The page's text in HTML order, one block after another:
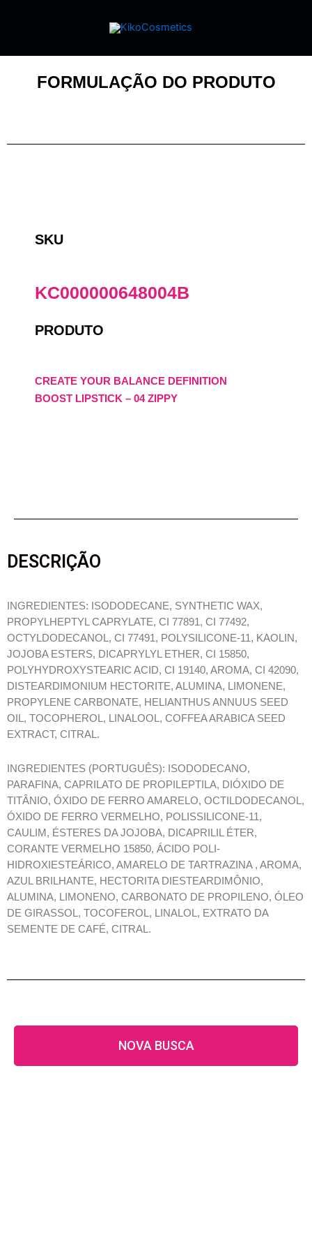
FORMULAÇÃO DO PRODUTO
SKU
KC000000648004B
PRODUTO
CREATE YOUR BALANCE DEFINITION
BOOST LIPSTICK – 04 ZIPPY
DESCRIÇÃO
INGREDIENTES: ISODODECANE, SYNTHETIC WAX,
PROPYLHEPTYL CAPRYLATE, CI 77891, CI 77492,
OCTYLDODECANOL, CI 77491, POLYSILICONE-11, KAOLIN,
JOJOBA ESTERS, DICAPRYLYL ETHER, CI 15850,
POLYHYDROXYSTEARIC ACID, CI 19140, AROMA, CI 42090,
DISTEARDIMONIUM HECTORITE, ALUMINA, LIMONENE,
PROPYLENE CARBONATE, HELIANTHUS ANNUUS SEED
OIL, TOCOPHEROL, LINALOOL, COFFEA ARABICA SEED
EXTRACT, CITRAL.
INGREDIENTES (PORTUGUÊS): ISODODECANO,
PARAFINA, CAPRILATO DE PROPILEPTILA, DIÓXIDO DE
TITÂNIO, ÓXIDO DE FERRO AMARELO, OCTILDODECANOL,
ÓXIDO DE FERRO VERMELHO, POLISSILICONE-11,
CAULIM, ÉSTERES DA JOJOBA, DICAPRILIL ÉTER,
CORANTE VERMELHO 15850, ÁCIDO POLI-
HIDROXIESTEÁRICO, AMARELO DE TARTRAZINA , AROMA,
AZUL BRILHANTE, HECTORITA DIESTEARDIMÔNIO,
ALUMINA, LIMONENO, CARBONATO DE PROPILENO, ÓLEO
DE GIRASSOL, TOCOFEROL, LINALOL, EXTRATO DA
SEMENTE DE CAFÉ, CITRAL.
NOVA BUSCA